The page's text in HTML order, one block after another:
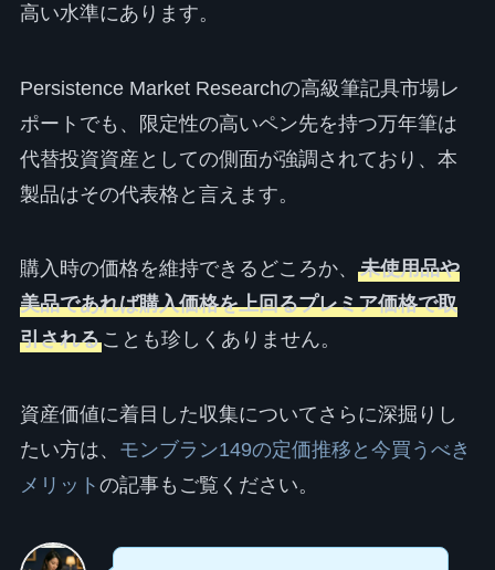
高い水準にあります。
Persistence Market Researchの高級筆記具市場レ
ポートでも、限定性の高いペン先を持つ万年筆は
代替投資資産としての側面が強調されており、本
製品はその代表格と言えます。
購入時の価格を維持できるどころか、 未使用品や
美品であれば購入価格を上回るプレミア価格で取
引されることも珍しくありません。
資産価値に着目した収集についてさらに深掘りし
たい方は、 モンブラン149の定価推移と今買うべき
メリット の記事もご覧ください。